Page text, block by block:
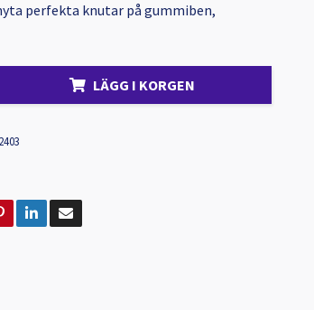
perfekta knutar på gummiben,
LÄGG I KORGEN
2403